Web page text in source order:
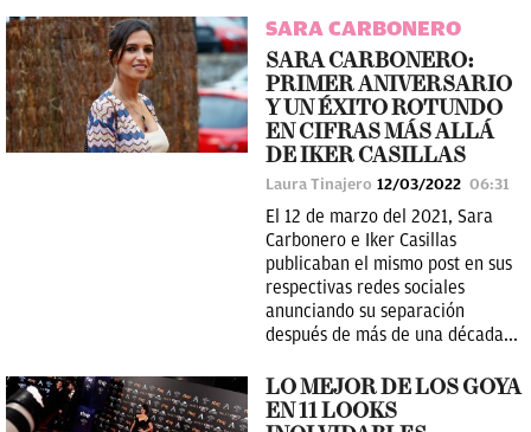
SARA CARBONERO
SARA CARBONERO:
PRIMER ANIVERSARIO
Y UN ÉXITO ROTUNDO
EN CIFRAS MÁS ALLÁ
DE IKER CASILLAS
Laura Tinajero 12/03/2022 06:31
El 12 de marzo del 2021, Sara
Carbonero e Iker Casillas
publicaban el mismo post en sus
respectivas redes sociales
anunciando su separación
después de más de una década...
LO MEJOR DE LOS GOYA
EN 11 LOOKS